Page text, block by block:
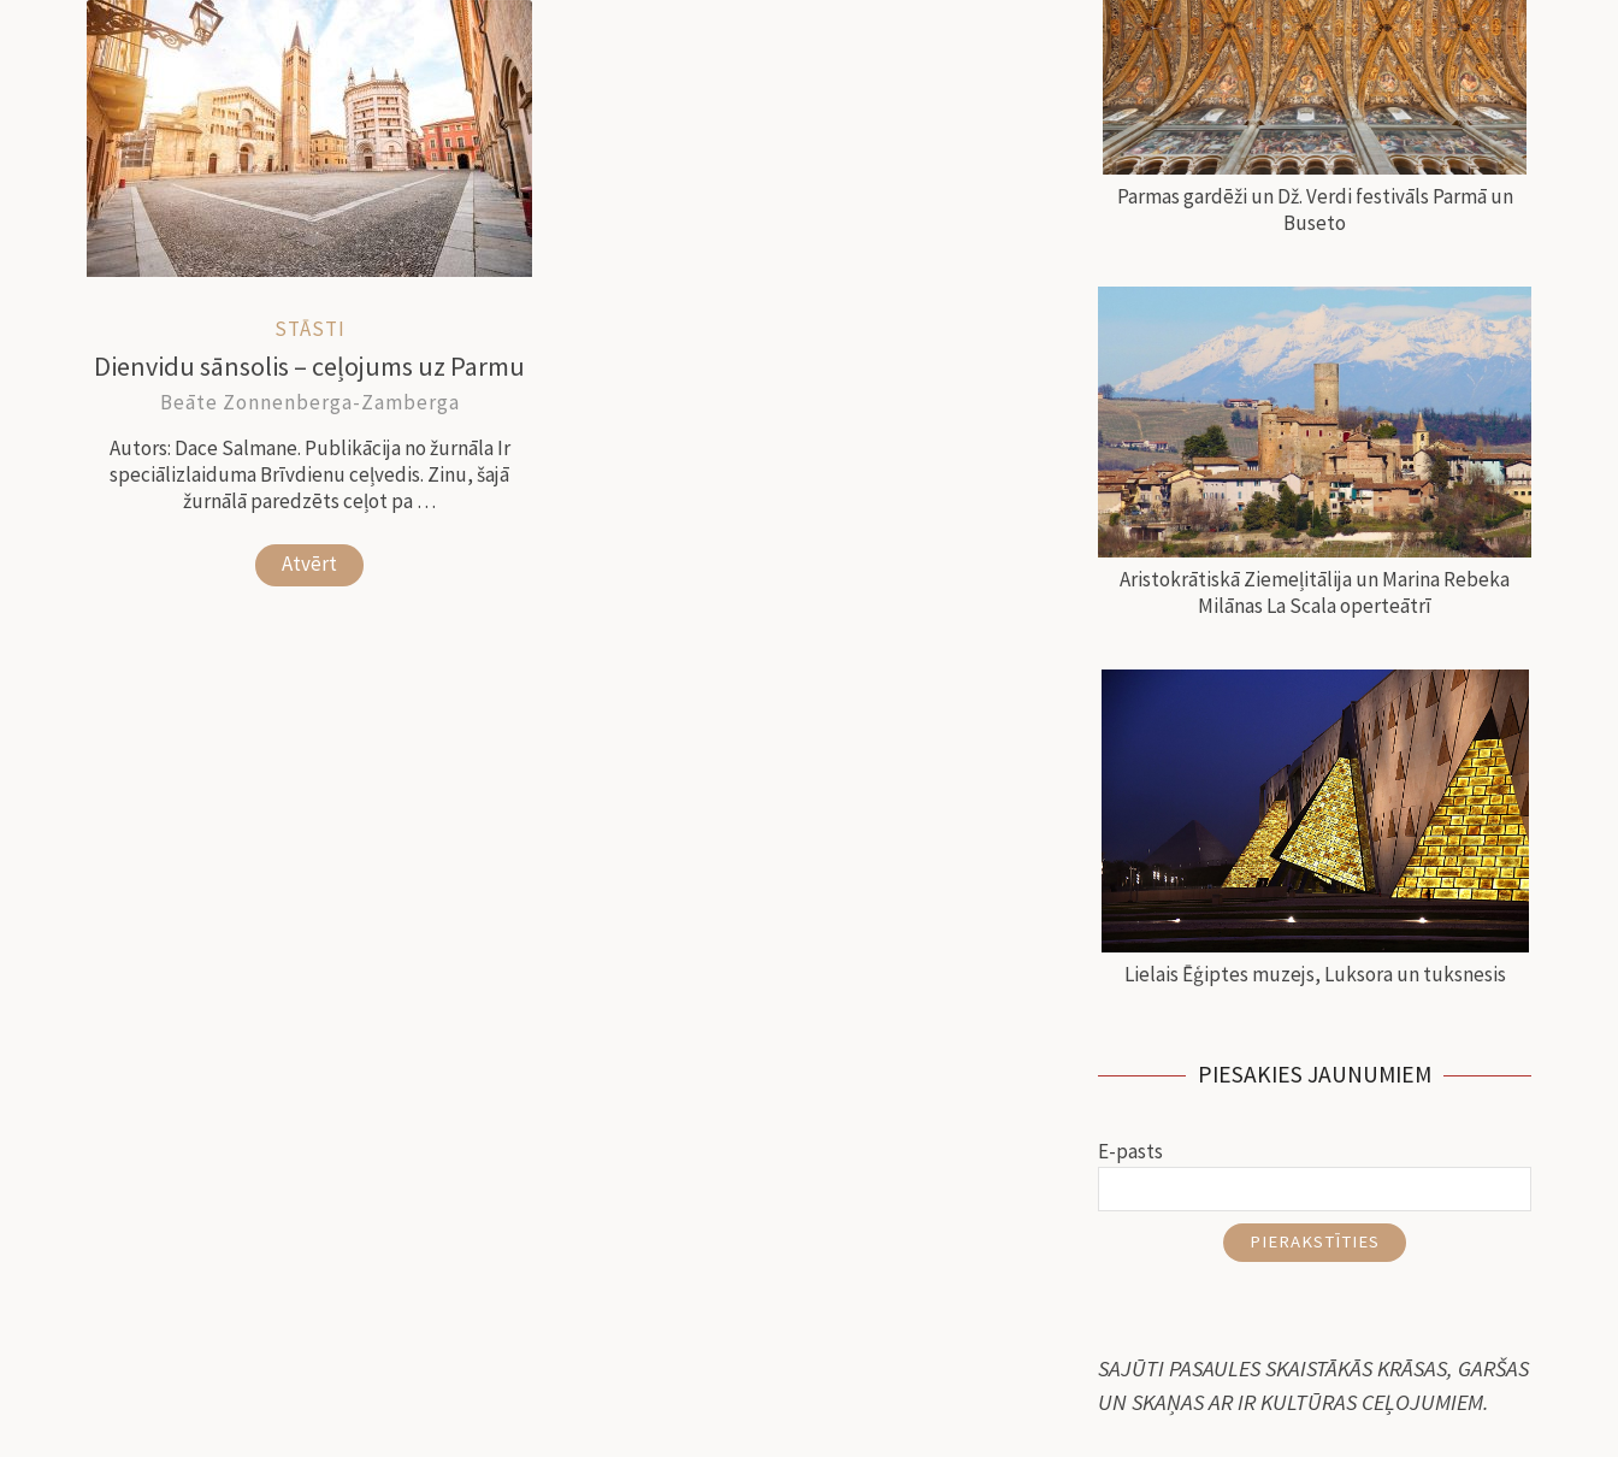
STĀSTI
Dienvidu sānsolis – ceļojums uz Parmu
Beāte Zonnenberga-Zamberga
Autors: Dace Salmane. Publikācija no žurnāla Ir
speciālizlaiduma Brīvdienu ceļvedis. Zinu, šajā
žurnālā paredzēts ceļot pa …
Atvērt
Parmas gardēži un Dž. Verdi festivāls Parmā un
Buseto
Aristokrātiskā Ziemeļitālija un Marina Rebeka
Milānas La Scala operteātrī
Lielais Ēģiptes muzejs, Luksora un tuksnesis
PIESAKIES JAUNUMIEM
E-pasts
PIERAKSTĪTIES
SAJŪTI PASAULES SKAISTĀKĀS KRĀSAS, GARŠAS
UN SKAŅAS AR IR KULTŪRAS CEĻOJUMIEM.